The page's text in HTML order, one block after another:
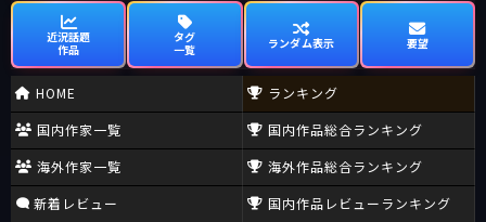
近況話題
作品
タグ
一覧
ランダム表示 要望
HOME
国内作家一覧
海外作家一覧
新着レビュー
ランキング
国内作品総合ランキング
海外作品総合ランキング
国内作品レビューランキング